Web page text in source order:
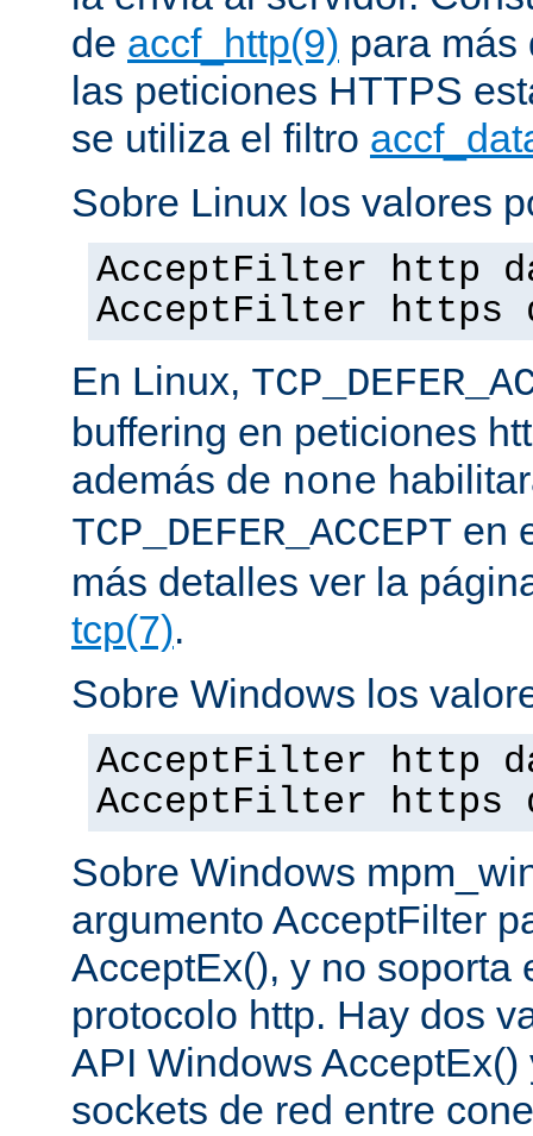
de accf_http(9) para más
las peticiones HTTPS
se utiliza el filtro
Sobre Linux los valores
AcceptFilter http
AcceptFilter https
En Linux,
buffering en peticiones
además de none
TCP_DEFER_ACCEPT en
más detalles ver la
tcp(7).
Sobre Windows los
AcceptFilter http
AcceptFilter https
Sobre Windows
argumento AcceptFilter
AcceptEx(), y no soporta
protocolo http. Hay dos
API Windows
sockets de red entre